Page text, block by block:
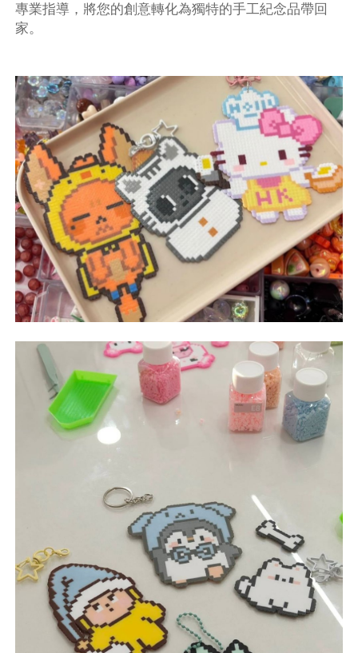
專業指導，將您的創意轉化為獨特的手工紀念品帶回
家。